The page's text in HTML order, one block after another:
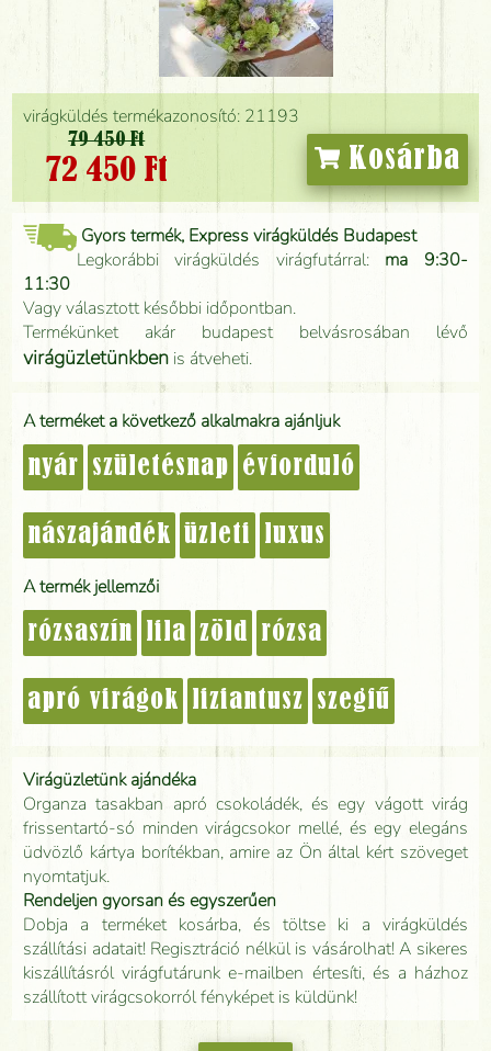
virágküldés termékazonosító: 21193
79 450 Ft
72 450 Ft Kosárba
Gyors termék, Express virágküldés Budapest
Legkorábbi virágküldés virágfutárral: ma 9:30-
11:30
Vagy választott későbbi időpontban.
Termékünket akár budapest belvásrosában lévő
virágüzletünkben is átveheti.
A terméket a következő alkalmakra ajánljuk
nyár születésnap évforduló
nászajándék üzleti luxus
A termék jellemzői
rózsaszín lila zöld rózsa
apró virágok liziantusz szegfű
Virágüzletünk ajándéka
Organza tasakban apró csokoládék, és egy vágott virág
frissentartó-só minden virágcsokor mellé, és egy elegáns
üdvözlő kártya borítékban, amire az Ön által kért szöveget
nyomtatjuk.
Rendeljen gyorsan és egyszerűen
Dobja a terméket kosárba, és töltse ki a virágküldés
szállítási adatait! Regisztráció nélkül is vásárolhat! A sikeres
kiszállításról virágfutárunk e-mailben értesíti, és a házhoz
szállított virágcsokorról fényképet is küldünk!